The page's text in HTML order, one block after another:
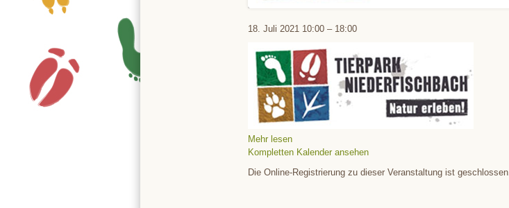
Tierpark
18. Juli 2021 10:00 – 18:00
Mehr lesen
Kompletten Kalender ansehen
Die Online-Registrierung zu dieser Veranstaltung ist geschlossen.